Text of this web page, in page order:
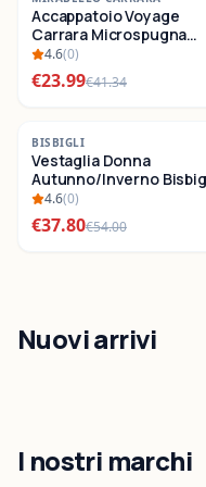
SALDI
Accappatoio Voyage
Carrara Microspugna
Cotone
4.6(0)
€23.99€41.34
-30 %
SALDI
BISBIGLI
Vestaglia Donna
Autunno/Inverno
BO288632
4.6(0)
€37.80€54.00
Nuovi arrivi
I nostri marchi